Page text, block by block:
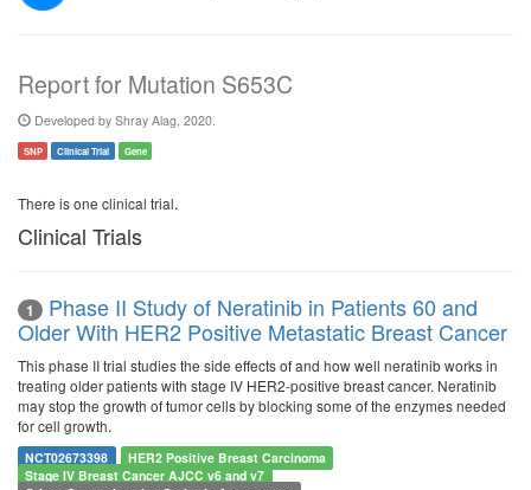
Report for Mutation S653C
Developed by Shray Alag, 2020.
SNP Clinical Trial Gene
There is one clinical trial.
Clinical Trials
1
Phase II Study of Neratinib in Patients 60 and
Older With HER2 Positive Metastatic Breast Cancer
This phase II trial studies the side effects of and how well neratinib works in
treating older patients with stage IV HER2-positive breast cancer. Neratinib
may stop the growth of tumor cells by blocking some of the enzymes needed
for cell growth.
NCT02673398
HER2 Positive Breast Carcinoma
Stage IV Breast Cancer AJCC v6 and v7